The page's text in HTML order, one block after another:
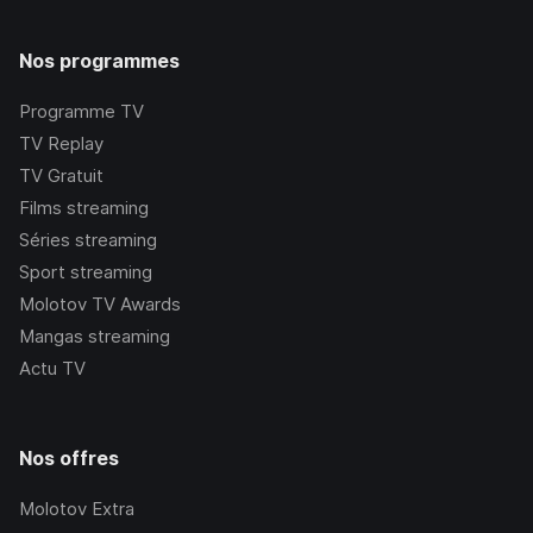
Nos programmes
Programme TV
TV Replay
TV Gratuit
Films streaming
Séries streaming
Sport streaming
Molotov TV Awards
Mangas streaming
Actu TV
Nos offres
Molotov Extra